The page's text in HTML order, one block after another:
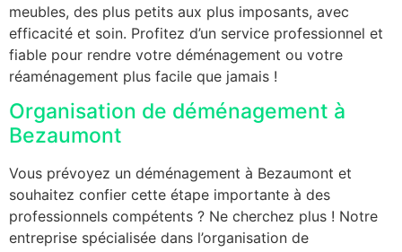
meubles, des plus petits aux plus imposants, avec
efficacité et soin. Profitez d’un service professionnel et
fiable pour rendre votre déménagement ou votre
réaménagement plus facile que jamais !
Organisation de déménagement à
Bezaumont
Vous prévoyez un déménagement à Bezaumont et
souhaitez confier cette étape importante à des
professionnels compétents ? Ne cherchez plus ! Notre
entreprise spécialisée dans l’organisation de